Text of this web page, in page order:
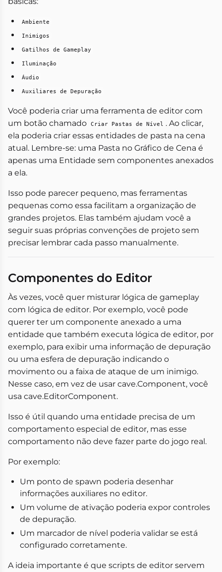
Ambiente
Inimigos
Gatilhos de Gameplay
Iluminação
Áudio
Auxiliares de Depuração
Você poderia criar uma ferramenta de editor com
um botão chamado Criar Pastas de Nível . Ao clicar,
ela poderia criar essas entidades de pasta na cena
atual. Lembre-se: uma Pasta no Gráfico de Cena é
apenas uma Entidade sem componentes anexados
a ela.
Isso pode parecer pequeno, mas ferramentas
pequenas como essa facilitam a organização de
grandes projetos. Elas também ajudam você a
seguir suas próprias convenções de projeto sem
precisar lembrar cada passo manualmente.
Componentes do Editor
Às vezes, você quer misturar lógica de gameplay
com lógica de editor. Por exemplo, você pode
querer ter um componente anexado a uma
entidade que também executa lógica de editor, por
exemplo, para exibir uma informação de depuração
ou uma esfera de depuração indicando o
movimento ou a faixa de ataque de um inimigo.
Nesse caso, em vez de usar cave.Component, você
usa cave.EditorComponent.
Isso é útil quando uma entidade precisa de um
comportamento especial de editor, mas esse
comportamento não deve fazer parte do jogo real.
Por exemplo:
Um ponto de spawn poderia desenhar
informações auxiliares no editor.
Um volume de ativação poderia expor controles
de depuração.
Um marcador de nível poderia validar se está
configurado corretamente.
A ideia importante é que scripts de editor servem